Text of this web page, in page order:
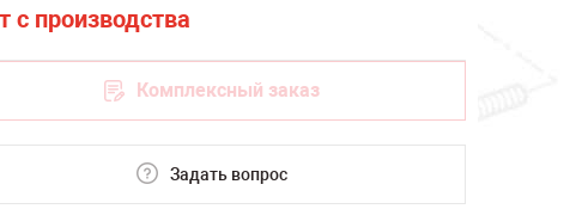
Комплексный заказ
Задать вопрос